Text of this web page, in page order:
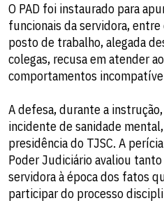
O PAD foi instaurado para
funcionais da servidora,
posto de trabalho, alegada
colegas, recusa em atender
comportamentos
A defesa, durante a
incidente de sanidade
presidência do TJSC. A
Poder Judiciário avaliou
servidora à época dos fatos
participar do processo